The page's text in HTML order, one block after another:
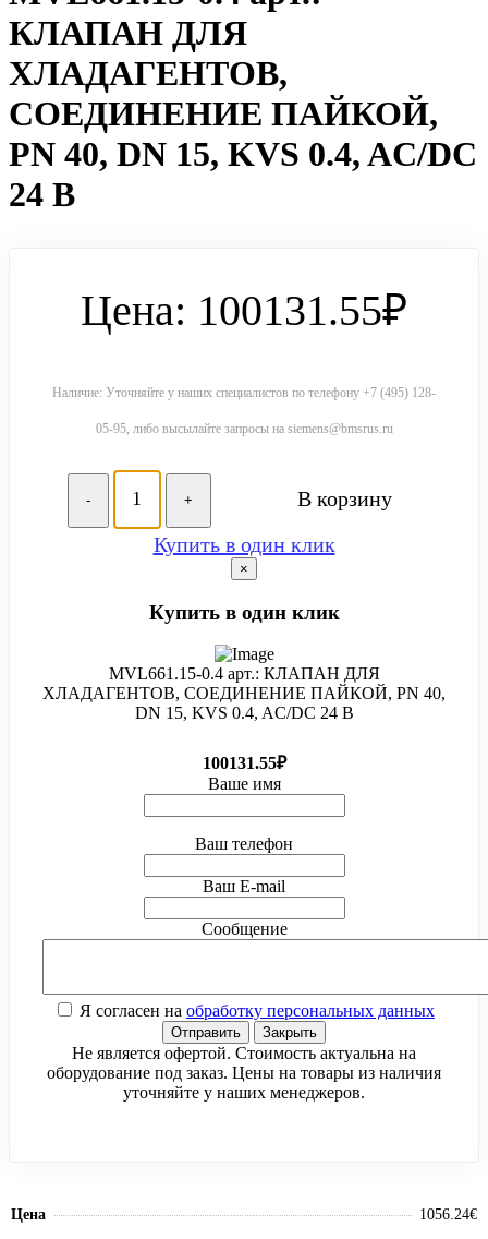
КЛАПАН ДЛЯ
ХЛАДАГЕНТОВ,
СОЕДИНЕНИЕ ПАЙКОЙ,
PN 40, DN 15, KVS 0.4, AC/DC
24 В
Цена: 100131.55₽
Наличие: Уточняйте у наших специалистов по телефону +7 (495) 128-
05-95, либо высылайте запросы на siemens@bmsrus.ru
- +
В корзину
Купить в один клик
×
Купить в один клик
MVL661.15-0.4 арт.: КЛАПАН ДЛЯ
ХЛАДАГЕНТОВ, СОЕДИНЕНИЕ ПАЙКОЙ, PN 40,
DN 15, KVS 0.4, AC/DC 24 В
100131.55₽
Ваше имя
Ваш телефон
Ваш E-mail
Сообщение
Я согласен на обработку персональных данных
Отправить Закрыть
Не является офертой. Стоимость актуальна на
оборудование под заказ. Цены на товары из наличия
уточняйте у наших менеджеров.
Цена 1056.24€